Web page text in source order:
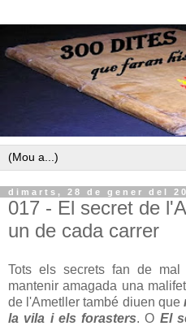
dimarts, 28 de gener del
017 - El secret de
un de cada carrer
Tots els secrets fan de
mantenir amagada una
de l'Ametller també diuen que
la vila i els forasters. O El